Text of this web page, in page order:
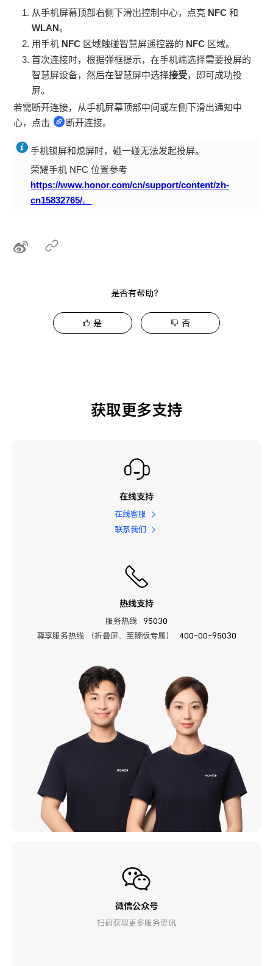
从手机屏幕顶部右侧下滑出控制中心，点亮 NFC 和
WLAN。
用手机 NFC 区域触碰智慧屏遥控器的 NFC 区域。
首次连接时，根据弹框提示，在手机端选择需要投屏的
智慧屏设备，然后在智慧屏中选择接受，即可成功投
屏。
若需断开连接，从手机屏幕顶部中间或左侧下滑出通知中
心，点击
断开连接。
手机锁屏和熄屏时，碰一碰无法发起投屏。
荣耀手机 NFC 位置参考
https://www.honor.com/cn/support/content/zh-
cn15832765/。
是否有帮助？
是 否
获取更多支持
在线支持
在线客服
联系我们
热线支持
服务热线
95030
尊享服务热线 （折叠屏、至臻版专属）
400-00-95030
微信公众号
扫码获取更多服务资讯